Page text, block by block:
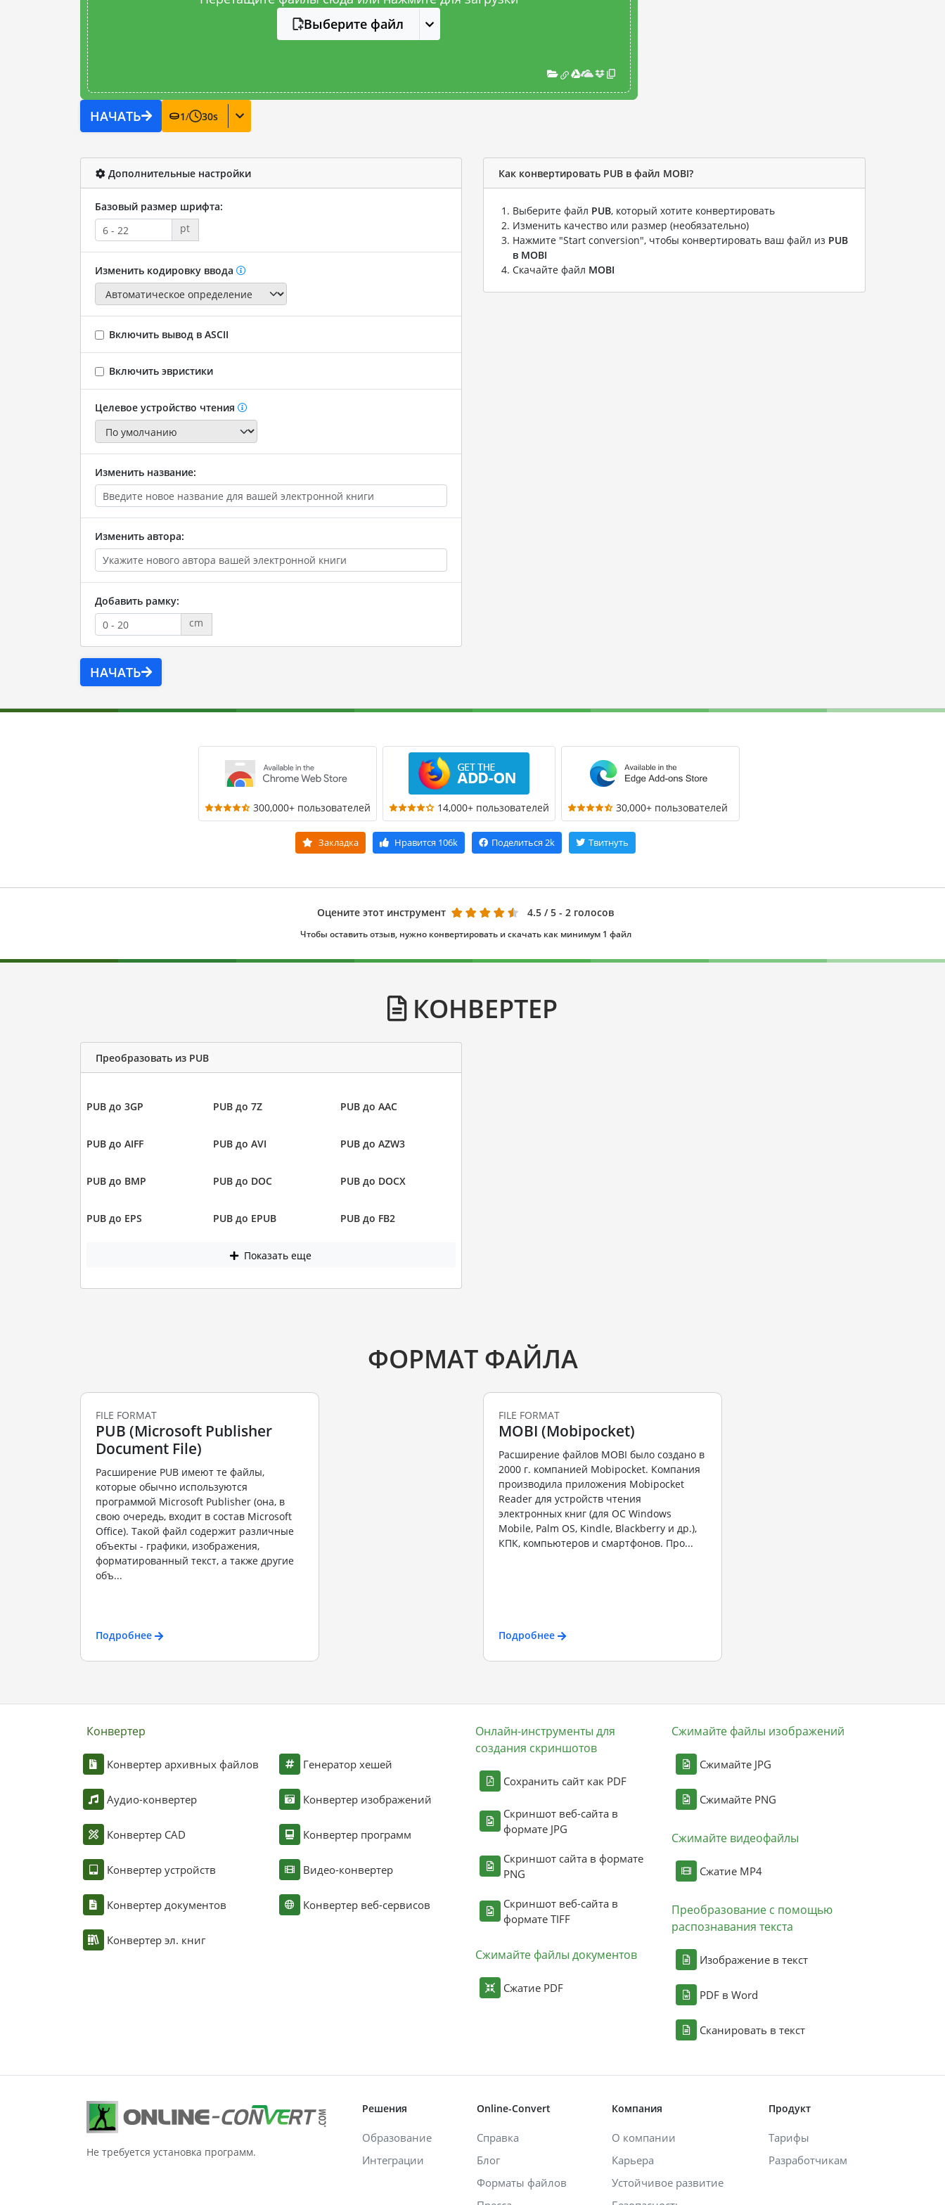
Выберите файл
НАЧАТЬ 1/ 30s
Дополнительные настройки
Базовый размер шрифта:
pt
Изменить кодировку ввода
Включить вывод в ASCII
Включить эвристики
Целевое устройство чтения
Изменить название:
Изменить автора:
Добавить рамку:
cm
НАЧАТЬ
Как конвертировать PUB в файл MOBI?
Выберите файл PUB, который хотите конвертировать
Изменить качество или размер (необязательно)
Нажмите "Start conversion", чтобы конвертировать ваш файл из PUB
в MOBI
Скачайте файл MOBI
300,000+ пользователей 14,000+ пользователей 30,000+ пользователей
Закладка Нравится 106k Поделиться 2k Твитнуть
Оцените этот инструмент 4.5 / 5 - 2 голосов
Чтобы оставить отзыв, нужно конвертировать и скачать как минимум 1 файл
КОНВЕРТЕР
Преобразовать из PUB
PUB до 3GP PUB до 7Z PUB до AAC
PUB до AIFF PUB до AVI PUB до AZW3
PUB до BMP PUB до DOC PUB до DOCX
PUB до EPS PUB до EPUB PUB до FB2
Показать еще
ФОРМАТ ФАЙЛА
FILE FORMAT
PUB (Microsoft Publisher
Document File)
Расширение PUB имеют те файлы,
которые обычно используются
программой Microsoft Publisher (она, в
свою очередь, входит в состав Microsoft
Office). Такой файл содержит различные
объекты - графики, изображения,
форматированный текст, а также другие
объ...
Подробнее
FILE FORMAT
MOBI (Mobipocket)
Расширение файлов MOBI было создано в
2000 г. компанией Mobipocket. Компания
производила приложения Mobipocket
Reader для устройств чтения
электронных книг (для ОС Windows
Mobile, Palm OS, Kindle, Blackberry и др.),
КПК, компьютеров и смартфонов. Про...
Подробнее
Конвертер
Конвертер архивных файлов
Аудио-конвертер
Конвертер CAD
Конвертер устройств
Конвертер документов
Конвертер эл. книг
Генератор хешей
Конвертер изображений
Конвертер программ
Видео-конвертер
Конвертер веб-сервисов
Онлайн-инструменты для
создания скриншотов
Сохранить сайт как PDF
Скриншот веб-сайта в
формате JPG
Скриншот сайта в формате
PNG
Скриншот веб-сайта в
формате TIFF
Сжимайте файлы документов
Сжатие PDF
Сжимайте файлы изображений
Сжимайте JPG
Сжимайте PNG
Сжимайте видеофайлы
Сжатие MP4
Преобразование с помощью
распознавания текста
Изображение в текст
PDF в Word
Сканировать в текст
Не требуется установка программ.
Решения
Образование
Интеграции
Online-Convert
Справка
Блог
Форматы файлов
Компания
О компании
Карьера
Устойчивое развитие
Продукт
Тарифы
Разработчикам